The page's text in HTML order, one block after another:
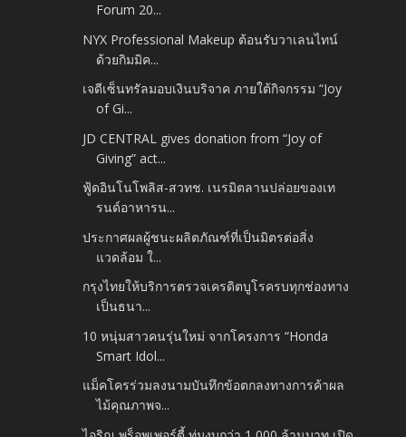
Forum 20...
NYX Professional Makeup ต้อนรับวาเลนไทน์
ด้วยกิมมิค...
เจดีเซ็นทรัลมอบเงินบริจาค ภายใต้กิจกรรม “Joy
of Gi...
JD CENTRAL gives donation from “Joy of
Giving” act...
ฟู้ดอินโนโพลิส-สวทช. เนรมิตลานปล่อยของเท
รนด์อาหารน...
ประกาศผลผู้ชนะผลิตภัณฑ์ที่เป็นมิตรต่อสิ่ง
แวดล้อม ใ...
กรุงไทยให้บริการตรวจเครดิตบูโรครบทุกช่องทาง
เป็นธนา...
10 หนุ่มสาวคนรุ่นใหม่ จากโครงการ “Honda
Smart Idol...
แม็คโครร่วมลงนามบันทึกข้อตกลงทางการค้าผล
ไม้คุณภาพจ...